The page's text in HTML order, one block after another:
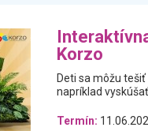
Korzo
Deti sa môžu
napríklad
Termín: